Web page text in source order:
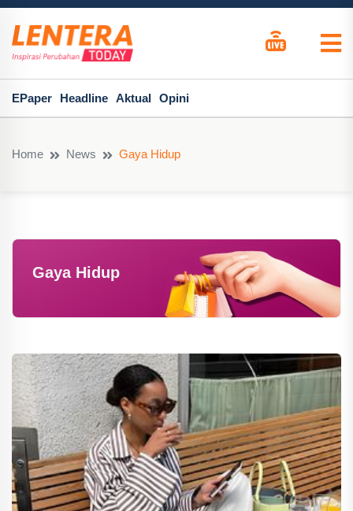
EPaper Headline Aktual Opini
Home News Gaya Hidup
Gaya Hidup